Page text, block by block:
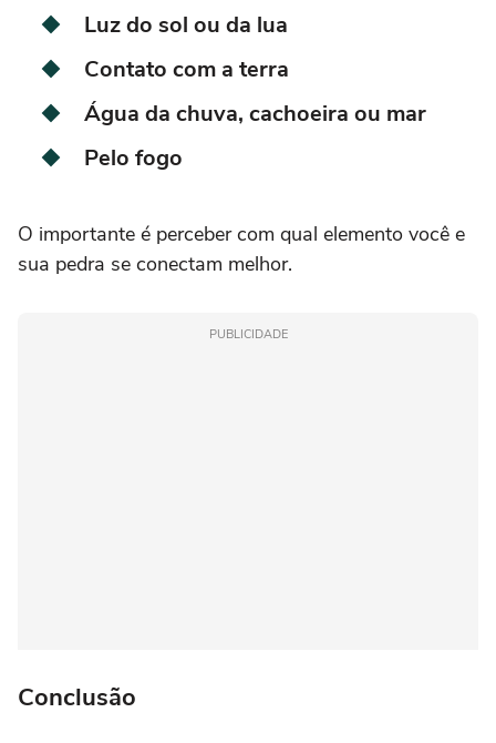
Luz do sol ou da lua
Contato com a terra
Água da chuva, cachoeira ou mar
Pelo fogo
O importante é perceber com qual elemento você e
sua pedra se conectam melhor.
PUBLICIDADE
Conclusão